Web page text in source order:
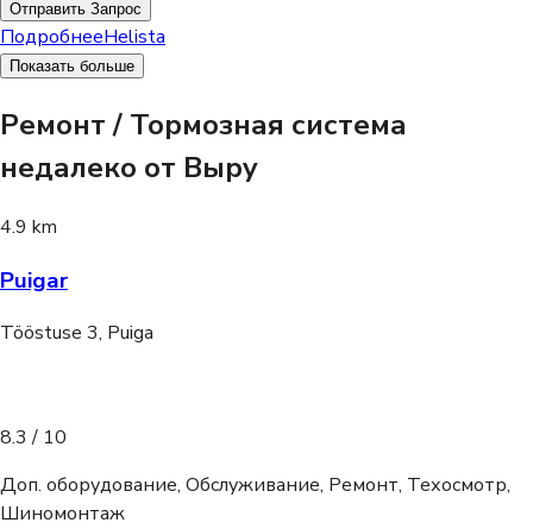
Отправить Запрос
ПодробнееHelista
Показать больше
Ремонт / Тормозная система
недалеко от Выру
4.9 km
Puigar
Tööstuse 3, Puiga
8.3 / 10
Доп. оборудование, Обслуживание, Ремонт, Техосмотр,
Шиномонтаж